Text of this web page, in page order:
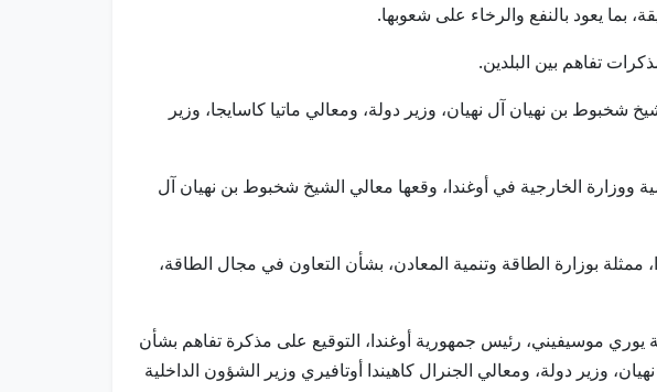
بما يعود بالنفع والرخاء على شعوبها.
شخبوط بن نهيان آل نهيان، وزير دولة، ومعالي ماتيا كاسايجا، وزير
ووزارة الخارجية في أوغندا، وقعها معالي الشيخ شخبوط بن نهيان آل
ممثلة بوزارة الطاقة وتنمية المعادن، بشأن التعاون في مجال الطاقة،
موسيفيني، رئيس جمهورية أوغندا، التوقيع على مذكرة تفاهم بشأن
وزير دولة، ومعالي الجنرال كاهيندا أوتافيري وزير الشؤون الداخلية